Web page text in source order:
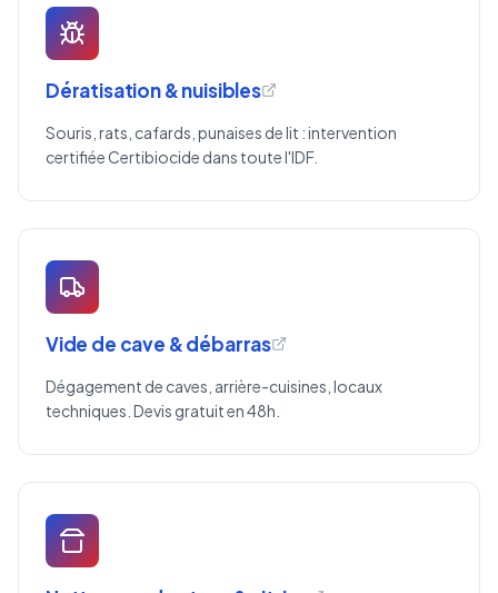
Dératisation & nuisibles
Souris, rats, cafards, punaises de lit : intervention
certifiée Certibiocide dans toute l'IDF.
Vide de cave & débarras
Dégagement de caves, arrière-cuisines, locaux
techniques. Devis gratuit en 48h.